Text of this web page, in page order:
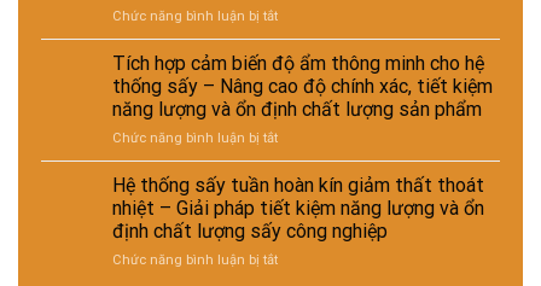
suất
và
tự
động
hóa
nhà
máy
–
Giải
pháp
giảm
thất
thoát
nhiệt
và
tiết
kiệm
năng
lượng
cho
–
và
vật
liệu
tổng
hợp
–
Giải
pháp
sấy
ổn
định,
Chức năng bình luận bị tắtở
Hệ
thống
sấy
đa
năng
cho
nhiều
loại
sản
phẩm
khác
nhau
Tích hợp cảm biến độ ẩm thông minh cho hệ
thống sấy – Nâng cao độ chính xác, tiết kiệm
năng lượng và ổn định chất lượng sản phẩm
Chức năng bình luận bị tắtở
Tích
hợp
cảm
biến
độ
ẩm
Hệ thống sấy tuần hoàn kín giảm thất thoát
nhiệt – Giải pháp tiết kiệm năng lượng và ổn
định chất lượng sấy công nghiệp
Chức năng bình luận bị tắtở